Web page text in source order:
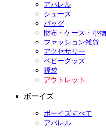
アパレル
シューズ
バッグ
財布・ケース・小物
ファッション雑貨
アクセサリー
ベビーグッズ
福袋
アウトレット
ボーイズ
ボーイズすべて
アパレル